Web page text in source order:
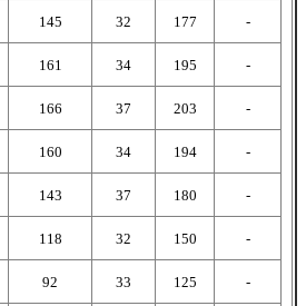
145 32 177
-
161 34 195
-
166 37 203
-
160 34 194
-
143 37 180
-
118 32 150
-
92 33 125
-